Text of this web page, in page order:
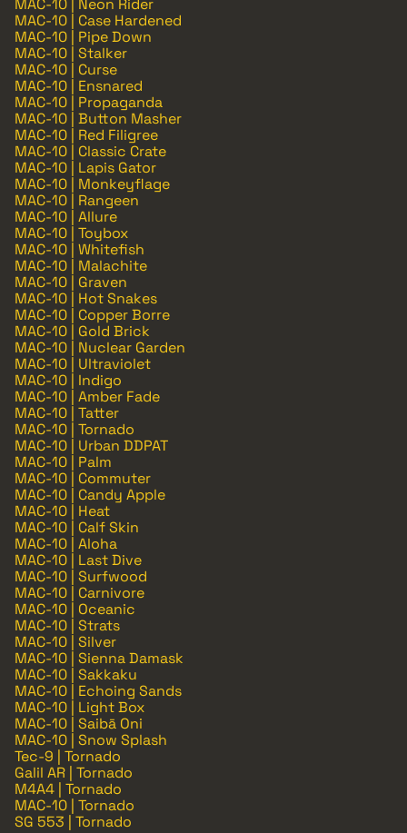
MAC-10 | Neon Rider
MAC-10 | Case Hardened
MAC-10 | Pipe Down
MAC-10 | Stalker
MAC-10 | Curse
MAC-10 | Ensnared
MAC-10 | Propaganda
MAC-10 | Button Masher
MAC-10 | Red Filigree
MAC-10 | Classic Crate
MAC-10 | Lapis Gator
MAC-10 | Monkeyflage
MAC-10 | Rangeen
MAC-10 | Allure
MAC-10 | Toybox
MAC-10 | Whitefish
MAC-10 | Malachite
MAC-10 | Graven
MAC-10 | Hot Snakes
MAC-10 | Copper Borre
MAC-10 | Gold Brick
MAC-10 | Nuclear Garden
MAC-10 | Ultraviolet
MAC-10 | Indigo
MAC-10 | Amber Fade
MAC-10 | Tatter
MAC-10 | Tornado
MAC-10 | Urban DDPAT
MAC-10 | Palm
MAC-10 | Commuter
MAC-10 | Candy Apple
MAC-10 | Heat
MAC-10 | Calf Skin
MAC-10 | Aloha
MAC-10 | Last Dive
MAC-10 | Surfwood
MAC-10 | Carnivore
MAC-10 | Oceanic
MAC-10 | Strats
MAC-10 | Silver
MAC-10 | Sienna Damask
MAC-10 | Sakkaku
MAC-10 | Echoing Sands
MAC-10 | Light Box
MAC-10 | Saibā Oni
MAC-10 | Snow Splash
Tec-9 | Tornado
Galil AR | Tornado
M4A4 | Tornado
MAC-10 | Tornado
SG 553 | Tornado